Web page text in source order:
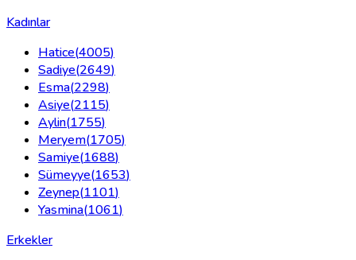
Kadınlar
Hatice(4005)
Sadiye(2649)
Esma(2298)
Asiye(2115)
Aylin(1755)
Meryem(1705)
Samiye(1688)
Sümeyye(1653)
Zeynep(1101)
Yasmina(1061)
Erkekler